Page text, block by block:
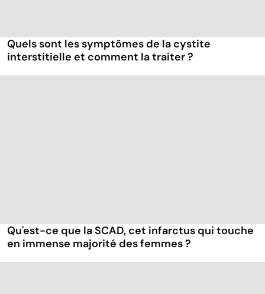
Quels sont les symptômes de la cystite
interstitielle et comment la traiter ?
Qu'est-ce que la SCAD, cet infarctus qui touche
en immense majorité des femmes ?